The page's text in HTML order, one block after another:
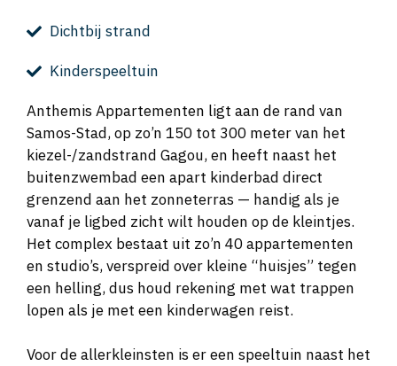
Dichtbij strand
Kinderspeeltuin
Anthemis Appartementen ligt aan de rand van
Samos-Stad, op zo’n 150 tot 300 meter van het
kiezel-/zandstrand Gagou, en heeft naast het
buitenzwembad een apart kinderbad direct
grenzend aan het zonneterras — handig als je
vanaf je ligbed zicht wilt houden op de kleintjes.
Het complex bestaat uit zo’n 40 appartementen
en studio’s, verspreid over kleine “huisjes” tegen
een helling, dus houd rekening met wat trappen
lopen als je met een kinderwagen reist.
Voor de allerkleinsten is er een speeltuin naast het